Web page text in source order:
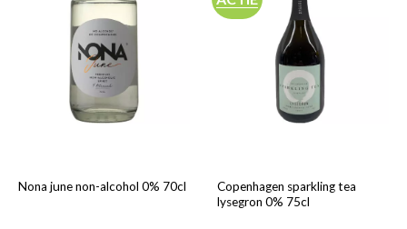
Nona june non-alcohol 0% 70cl
Copenhagen sparkling tea
lysegron 0% 75cl